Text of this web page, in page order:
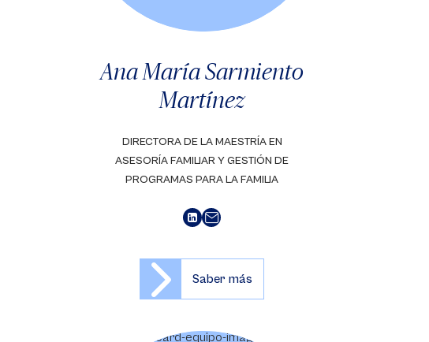
Ana María Sarmiento
Martínez
DIRECTORA DE LA MAESTRÍA EN
ASESORÍA FAMILIAR Y GESTIÓN DE
PROGRAMAS PARA LA FAMILIA
Saber más